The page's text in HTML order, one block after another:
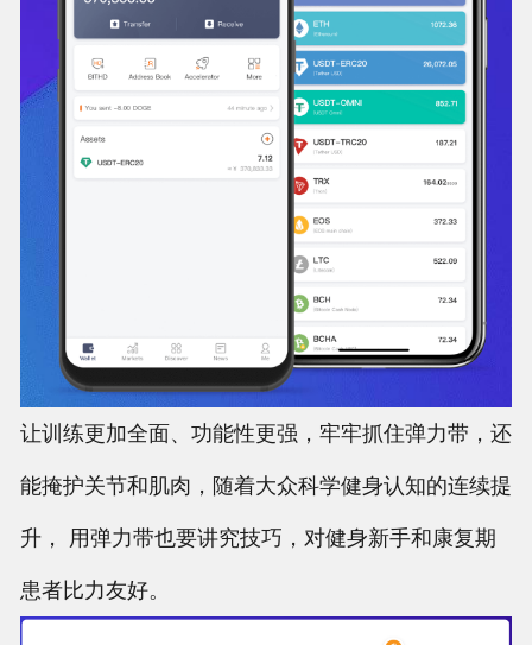
让训练更加全面、功能性更强，牢牢抓住弹力带，还
能掩护关节和肌肉，随着大众科学健身认知的连续提
升， 用弹力带也要讲究技巧，对健身新手和康复期
患者比力友好。